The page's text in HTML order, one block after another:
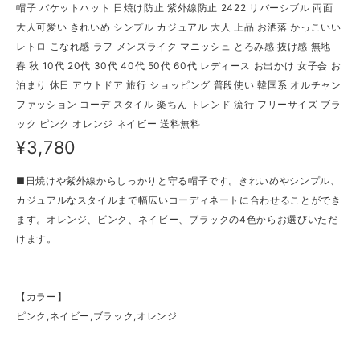
帽子 バケットハット 日焼け防止 紫外線防止 2422 リバーシブル 両面
大人可愛い きれいめ シンプル カジュアル 大人 上品 お洒落 かっこいい
レトロ こなれ感 ラフ メンズライク マニッシュ とろみ感 抜け感 無地
春 秋 10代 20代 30代 40代 50代 60代 レディース お出かけ 女子会 お
泊まり 休日 アウトドア 旅行 ショッピング 普段使い 韓国系 オルチャン
ファッション コーデ スタイル 楽ちん トレンド 流行 フリーサイズ ブラ
ック ピンク オレンジ ネイビー 送料無料
¥3,780
■日焼けや紫外線からしっかりと守る帽子です。きれいめやシンプル、
カジュアルなスタイルまで幅広いコーディネートに合わせることができ
ます。オレンジ、ピンク、ネイビー、ブラックの4色からお選びいただ
けます。
【カラー】
ピンク,ネイビー,ブラック,オレンジ